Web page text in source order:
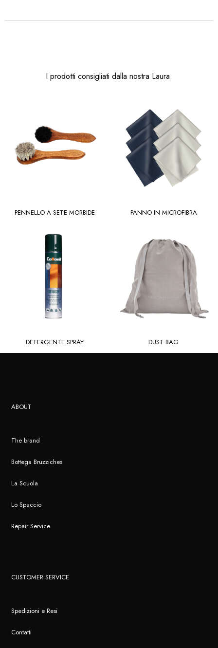
I prodotti consigliati dalla nostra Laura:
PENNELLO A SETE MORBIDE PANNO IN MICROFIBRA
DETERGENTE SPRAY DUST BAG
ABOUT
The brand
Bottega Bruzziches
La Scuola
Lo Spaccio
Repair Service
CUSTOMER SERVICE
Spedizioni e Resi
Contatti